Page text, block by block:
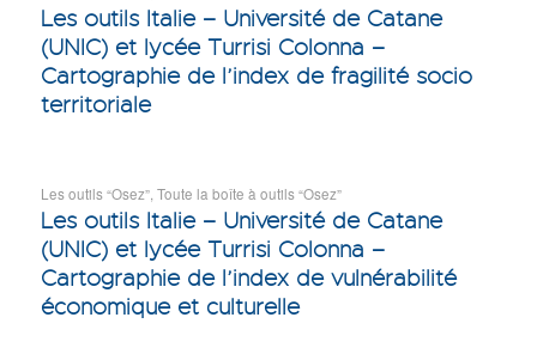
Les outils Italie – Université de Catane
(UNIC) et lycée Turrisi Colonna –
Cartographie de l’index de fragilité socio
territoriale
Les outils “Osez”, Toute la boîte à outils “Osez”
Les outils Italie – Université de Catane
(UNIC) et lycée Turrisi Colonna –
Cartographie de l’index de vulnérabilité
économique et culturelle